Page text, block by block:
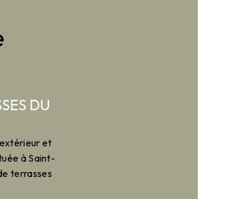
DU
et
à Saint-
terrasses